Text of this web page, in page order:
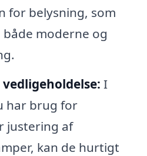
for belysning, som
moderne og
I
har brug for
justering af
kan de hurtigt